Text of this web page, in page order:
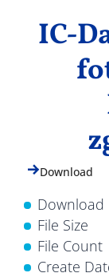
IC-
Download
Download
File Size
File Count
Create